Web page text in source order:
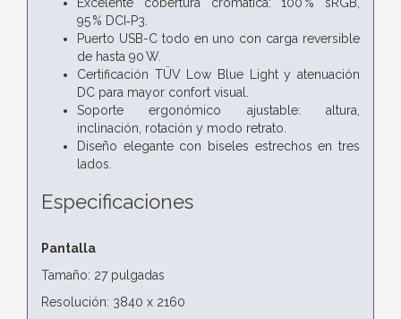
95 % DCI‑P3.
Puerto USB-C todo en uno con carga reversible
de hasta 90 W.
Certificación TÜV Low Blue Light y atenuación
DC para mayor confort visual.
Soporte ergonómico ajustable: altura,
inclinación, rotación y modo retrato.
Diseño elegante con biseles estrechos en tres
lados.
Especificaciones
Pantalla
Tamaño: 27 pulgadas
Resolución: 3840 x 2160